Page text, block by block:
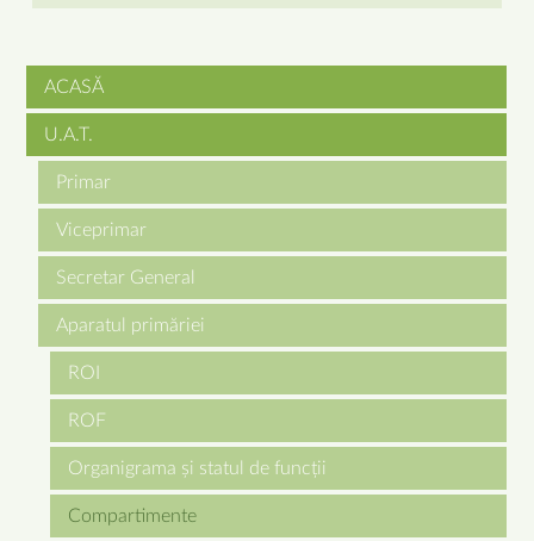
Skip
navigation
ACASĂ
U.A.T.
Primar
Viceprimar
Secretar General
Aparatul primăriei
ROI
ROF
Organigrama și statul de funcții
Compartimente